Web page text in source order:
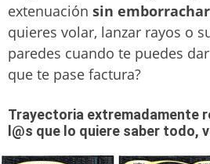
extenuación sin
quieres volar, lanzar rayos o
paredes cuando te puedes
que te pase factura?
Trayectoria extremadamente
l@s que lo quiere saber todo,